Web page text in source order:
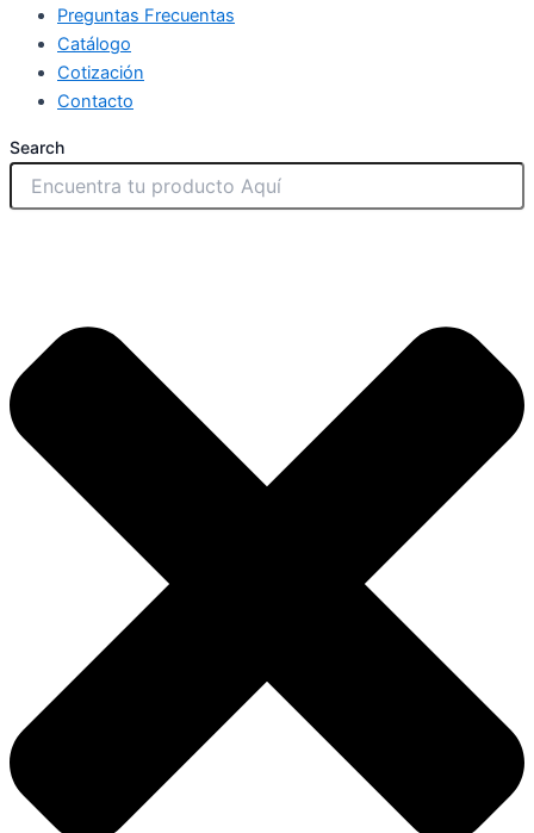
Preguntas Frecuentas
Catálogo
Cotización
Contacto
Search